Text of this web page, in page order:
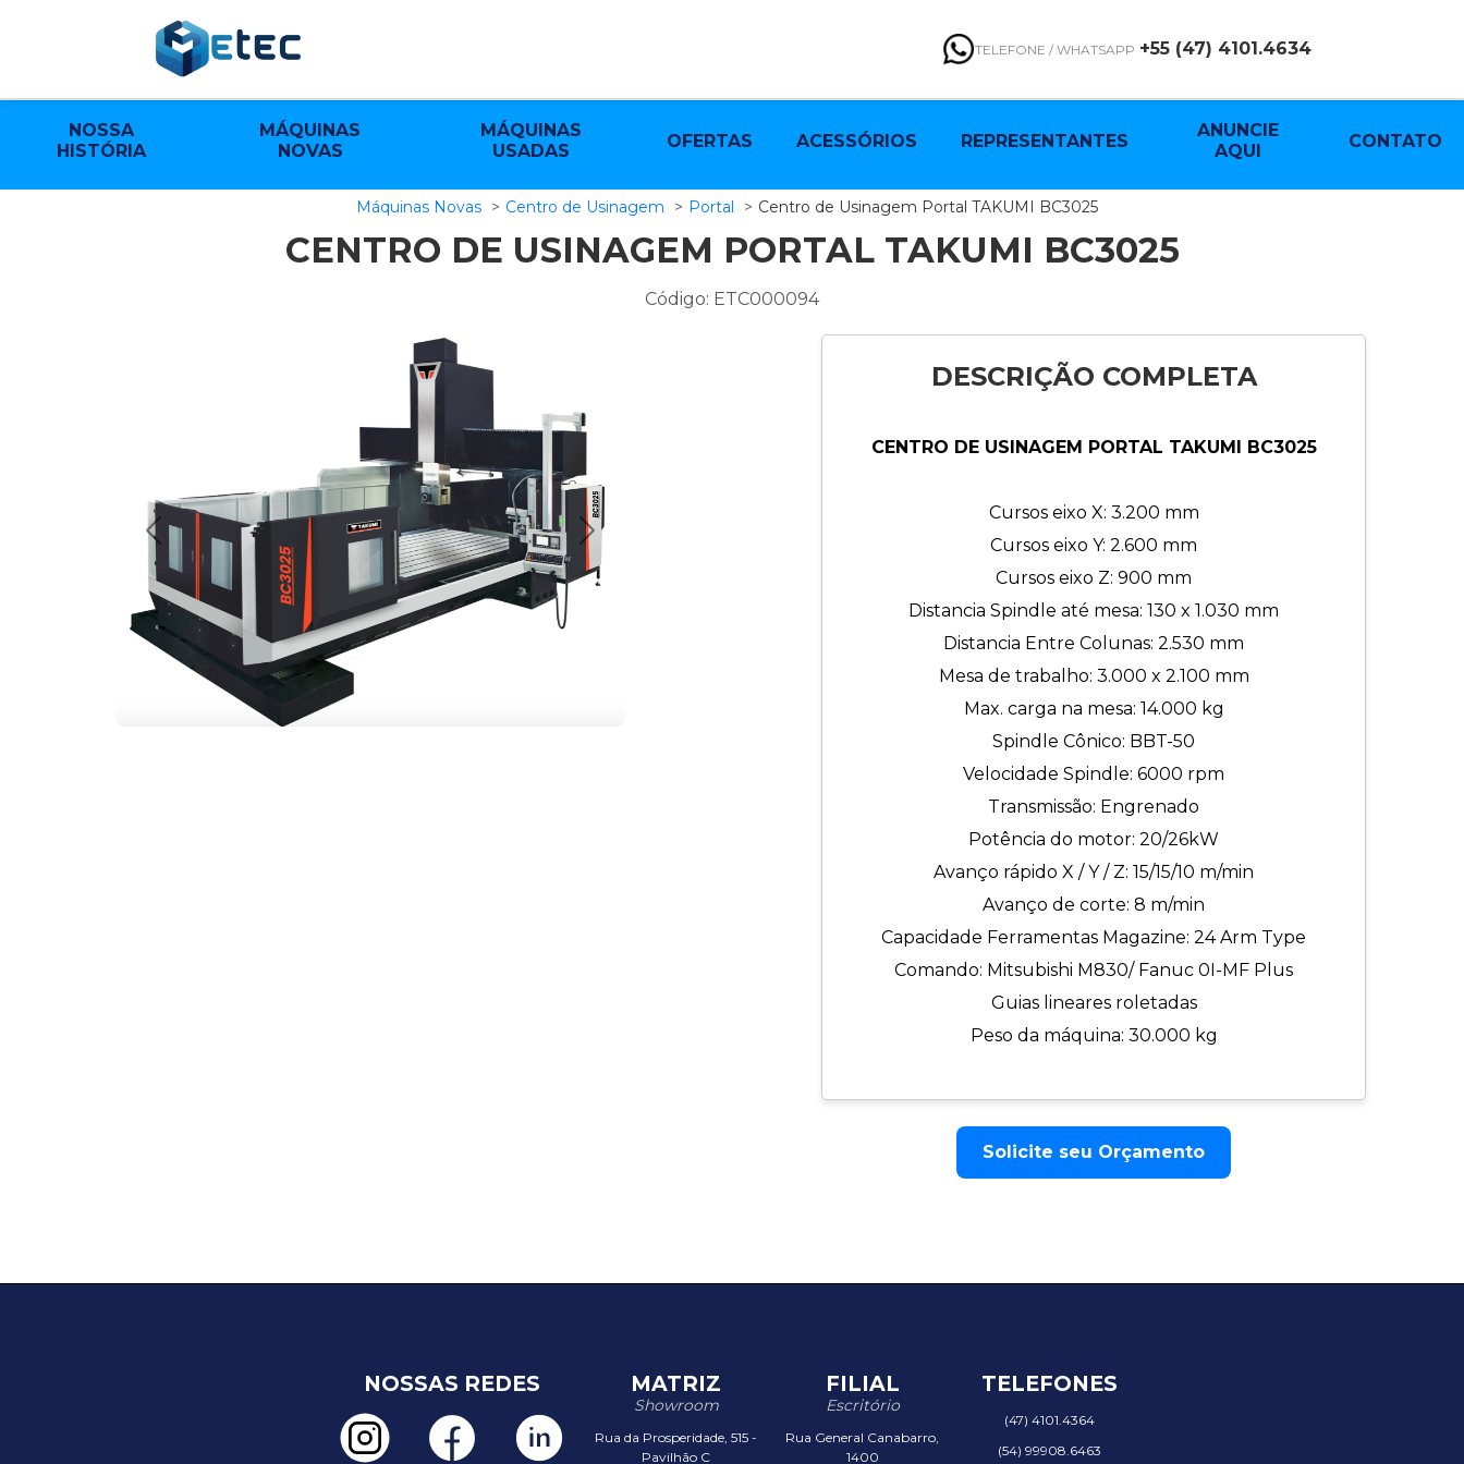
TELEFONE / WHATSAPP +55 (47) 4101.4634
NOSSA
HISTÓRIA
MÁQUINAS
NOVAS
MÁQUINAS
USADAS
OFERTAS ACESSÓRIOS REPRESENTANTES
ANUNCIE
AQUI
CONTATO
Máquinas Novas Centro de Usinagem Portal Centro de Usinagem Portal TAKUMI BC3025
CENTRO DE USINAGEM PORTAL TAKUMI BC3025
Código: ETC000094
Anterior Próximo
DESCRIÇÃO COMPLETA
CENTRO DE USINAGEM PORTAL TAKUMI BC3025
Cursos eixo X: 3.200 mm
Cursos eixo Y: 2.600 mm
Cursos eixo Z: 900 mm
Distancia Spindle até mesa: 130 x 1.030 mm
Distancia Entre Colunas: 2.530 mm
Mesa de trabalho: 3.000 x 2.100 mm
Max. carga na mesa: 14.000 kg
Spindle Cônico: BBT-50
Velocidade Spindle: 6000 rpm
Transmissão: Engrenado
Potência do motor: 20/26kW
Avanço rápido X / Y / Z: 15/15/10 m/min
Avanço de corte: 8 m/min
Capacidade Ferramentas Magazine: 24 Arm Type
Comando: Mitsubishi M830/ Fanuc 0I-MF Plus
Guias lineares roletadas
Peso da máquina: 30.000 kg
Solicite seu Orçamento
NOSSAS REDES MATRIZ
Showroom
Rua da Prosperidade, 515 -
Pavilhão C
FILIAL
Escritório
Rua General Canabarro,
1400
TELEFONES
(47) 4101.4364
(54) 99908.6463